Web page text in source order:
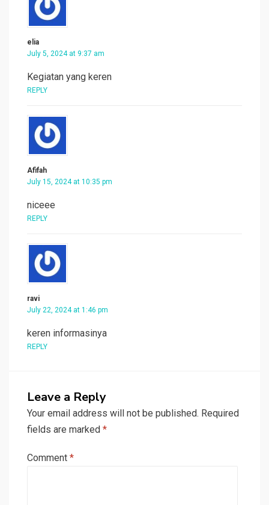
elia
July 5, 2024 at 9:37 am
Kegiatan yang keren
REPLY
Afifah
July 15, 2024 at 10:35 pm
niceee
REPLY
ravi
July 22, 2024 at 1:46 pm
keren informasinya
REPLY
Leave a Reply
Your email address will not be published. Required
fields are marked *
Comment *